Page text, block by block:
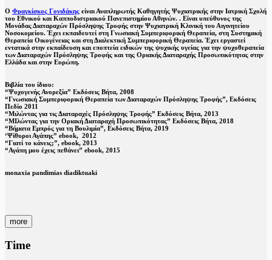
Ο Φραγκίσκος Γονιδάκης είναι Αναπληρωτής Καθηγητής Ψυχιατρικής στην Ιατρική Σχολή
του Εθνικού και Καπποδιστριακού Πανεπιστημίου Αθηνών. . Είναι υπεύθυνος της
Μονάδας Διαταραχών Πρόσληψης Τροφής στην Ψυχιατρική Κλινική του Αιγινητείου
Νοσοκομείου. Έχει εκπαιδευτεί στη Γνωσιακή Συμπεριφορική Θεραπεία, στη Συστημική
Θεραπεία Οικογένειας και στη Διαλεκτική Συμπεριφορική Θεραπεία. Έχει εργαστεί
εντατικά στην εκπαίδευση και εποπτεία ειδικών της ψυχικής υγείας για την ψυχοθεραπεία
των Διαταραχών Πρόσληψης Τροφής και της Οριακής Διαταραχής Προσωπικότητας στην
Ελλάδα και στην Ευρώπη.
Βιβλία του ίδιου:
“Ψυχογενής Ανορεξία” Εκδόσεις Βήτα, 2008
“Γνωσιακή Συμπεριφορική Θεραπεία των Διαταραχών Πρόσληψης Τροφής”, Εκδόσεις
Πεδίο 2011
“Μιλώντας για τις Διαταραχές Πρόσληψης Τροφής” Εκδόσεις Βήτα, 2013
“ΜΙλώντας για την Οριακή Διαταραχή Προσωπικότητας” Εκδόσεις Βήτα, 2018
“Βήματα Εμπρός για τη Βουλιμία”, Εκδόσεις Βήτα, 2019
‘Ψίθυροι Αγάπης” ebook, 2012
“Γιατί το κάνεις;”, ebook, 2013
“Αγάπη μου έχεις πεθάνει” ebook, 2015
monaxia pandimias diadiktuaki
more
Time